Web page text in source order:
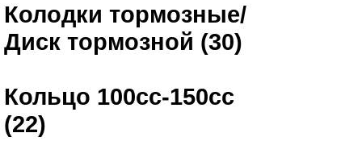
Колодки тормозные/
Диск тормозной (30)
Кольцо 100сс-150сс
(22)